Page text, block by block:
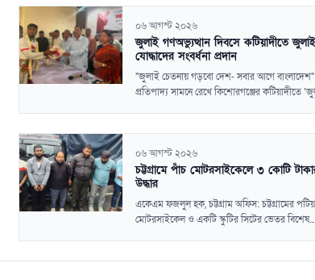
০৬ আগস্ট ২০২৬
জুলাই গণঅভ্যুত্থান দিবসে কটিয়াদীতে জুলাই
যোদ্ধাদের সংবর্ধনা প্রদান
"জুলাই চেতনায় গড়বো দেশ- সবার আগে
প্রতিপাদ্য সামনে রেখে কিশোরগঞ্জের কটিয়াদীতে
০৬ আগস্ট ২০২৬
চট্টগ্রামে পাঁচ মোটরসাইকেলে ৩ কোটি
উদ্ধার
একেএম ফজলুল হক, চট্টগ্রাম অফিস: চট্টগ্রামের
মোটরসাইকেল ও একটি স্কুটির সিটের ভেতর বিশেষ...